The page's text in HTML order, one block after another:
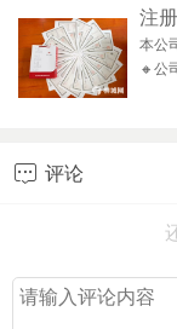
注
本公
🔸公
 评论